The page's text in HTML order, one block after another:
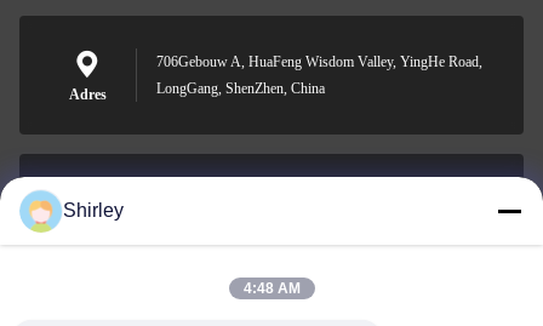
Adres
706Gebouw A, HuaFeng Wisdom Valley, YingHe Road,
LongGang, ShenZhen, China
Shirley
4:48 AM